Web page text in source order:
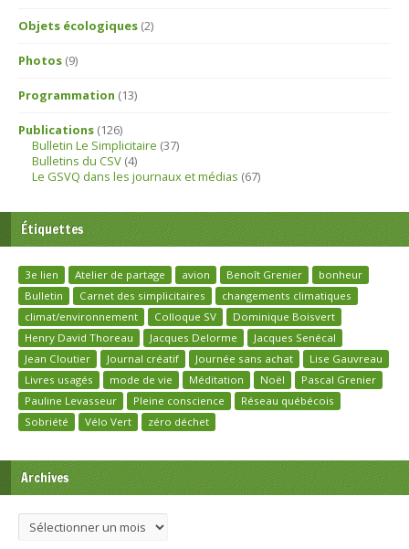
Objets écologiques (2)
Photos (9)
Programmation (13)
Publications (126)
Bulletin Le Simplicitaire (37)
Bulletins du CSV (4)
Le GSVQ dans les journaux et médias (67)
Étiquettes
3e lien Atelier de partage avion Benoît Grenier
bonheur
Bulletin
Carnet des simplicitaires
changements climatiques
climat/environnement
Colloque SV
Dominique Boisvert
Henry David Thoreau
Jacques Delorme
Jacques Senécal
Jean Cloutier
Journal créatif Journée sans achat
Lise Gauvreau
Livres usagés
mode de vie Méditation Noël
Pascal Grenier
Pauline Levasseur
Pleine conscience
Réseau québécois
Sobriété
Vélo Vert zéro déchet
Archives
Archives